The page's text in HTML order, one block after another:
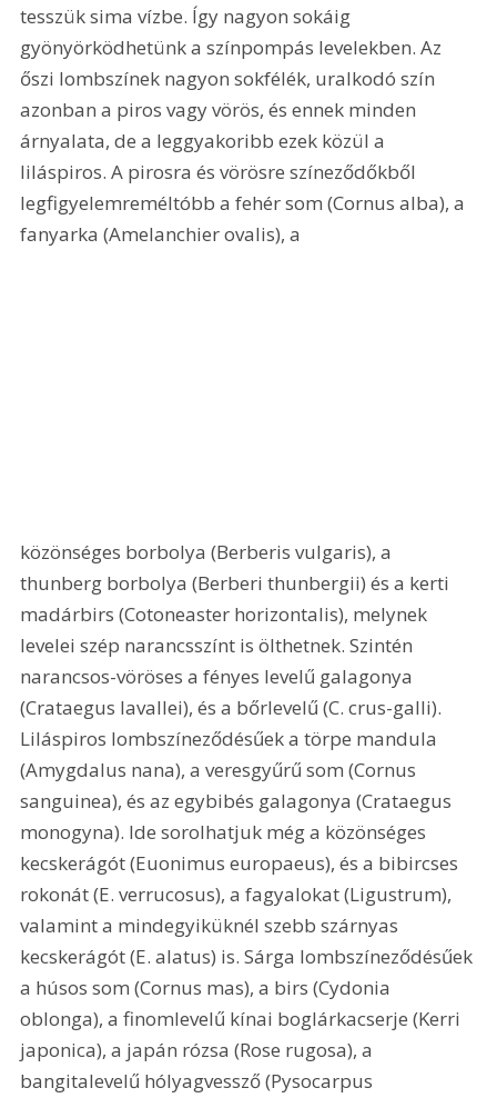
tesszük sima vízbe. Így nagyon sokáig
gyönyörködhetünk a színpompás levelekben. Az
őszi lombszínek nagyon sokfélék, uralkodó szín
azonban a piros vagy vörös, és ennek minden
árnyalata, de a leggyakoribb ezek közül a
liláspiros. A pirosra és vörösre színeződőkből
legfigyelemreméltóbb a fehér som (Cornus alba), a
fanyarka (Amelanchier ovalis), a
közönséges borbolya (Berberis vulgaris), a
thunberg borbolya (Berberi thunbergii) és a kerti
madárbirs (Cotoneaster horizontalis), melynek
levelei szép narancsszínt is ölthetnek. Szintén
narancsos-vöröses a fényes levelű galagonya
(Crataegus lavallei), és a bőrlevelű (C. crus-galli).
Liláspiros lombszíneződésűek a törpe mandula
(Amygdalus nana), a veresgyűrű som (Cornus
sanguinea), és az egybibés galagonya (Crataegus
monogyna). Ide sorolhatjuk még a közönséges
kecskerágót (Euonimus europaeus), és a bibircses
rokonát (E. verrucosus), a fagyalokat (Ligustrum),
valamint a mindegyiküknél szebb szárnyas
kecskerágót (E. alatus) is. Sárga lombszíneződésűek
a húsos som (Cornus mas), a birs (Cydonia
oblonga), a finomlevelű kínai boglárkacserje (Kerri
japonica), a japán rózsa (Rose rugosa), a
bangitalevelű hólyagvessző (Pysocarpus